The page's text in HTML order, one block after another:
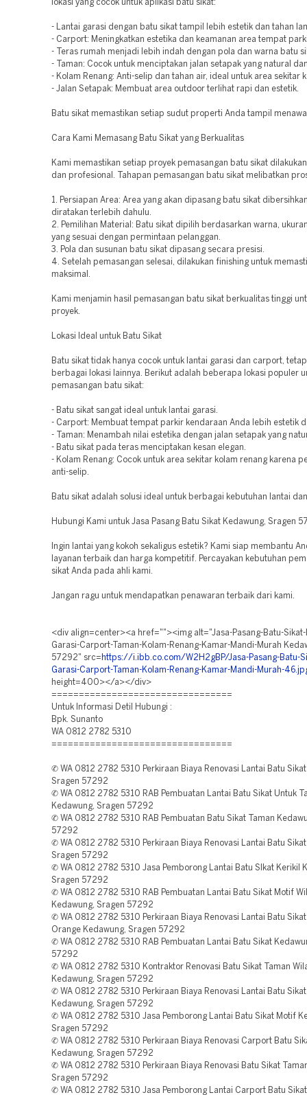
lokasi yang cocok untuk aplikasi batu sikat:
- Lantai garasi dengan batu sikat tampil lebih estetik dan tahan
- Carport: Meningkatkan estetika dan keamanan area tempat
- Teras rumah menjadi lebih indah dengan pola dan warna batu
- Taman: Cocok untuk menciptakan jalan setapak yang natural
- Kolam Renang: Anti-selip dan tahan air, ideal untuk area sekitar
- Jalan Setapak: Membuat area outdoor terlihat rapi dan estetik.
Batu sikat memastikan setiap sudut properti Anda tampil
Cara Kami Memasang Batu Sikat yang Berkualitas
Kami memastikan setiap proyek pemasangan batu sikat
dan profesional. Tahapan pemasangan batu sikat melibatkan
1. Persiapan Area: Area yang akan dipasang batu sikat
diratakan terlebih dahulu.
2. Pemilihan Material: Batu sikat dipilih berdasarkan warna,
yang sesuai dengan permintaan pelanggan.
3. Pola dan susunan batu sikat dipasang secara presisi.
4. Setelah pemasangan selesai, dilakukan finishing untuk
maksimal.
Kami menjamin hasil pemasangan batu sikat berkualitas tinggi
proyek.
Lokasi Ideal untuk Batu Sikat
Batu sikat tidak hanya cocok untuk lantai garasi dan carport,
berbagai lokasi lainnya. Berikut adalah beberapa lokasi populer
pemasangan batu sikat:
- Batu sikat sangat ideal untuk lantai garasi.
- Carport: Membuat tempat parkir kendaraan Anda lebih estetik
- Taman: Menambah nilai estetika dengan jalan setapak yang
- Batu sikat pada teras menciptakan kesan elegan.
- Kolam Renang: Cocok untuk area sekitar kolam renang karena
anti-selip.
Batu sikat adalah solusi ideal untuk berbagai kebutuhan lantai
Hubungi Kami untuk Jasa Pasang Batu Sikat Kedawung, Sragen
Ingin lantai yang kokoh sekaligus estetik? Kami siap membantu
layanan terbaik dan harga kompetitif. Percayakan kebutuhan
sikat Anda pada ahli kami.
Jangan ragu untuk mendapatkan penawaran terbaik dari kami.
<div align=center><a href=""><img alt="Jasa-Pasang-Batu-Sikat-
Garasi-Carport-Taman-Kolam-Renang-Kamar-Mandi-Murah
57292" src= https://i.ibb.co.com/W2H2gBP/Jasa-Pasang-Batu-
Garasi-Carport-Taman-Kolam-Renang-Kamar-Mandi-Murah-
height=400></a></div>
=================================
Untuk Informasi Detil Hubungi :
Bpk. Sunanto
WA 0812 2782 5310
=================================
✆ WA 0812 2782 5310 Perkiraan Biaya Renovasi Lantai Batu
Sragen 57292
✆ WA 0812 2782 5310 RAB Pembuatan Lantai Batu Sikat Untuk
Kedawung, Sragen 57292
✆ WA 0812 2782 5310 RAB Pembuatan Batu Sikat Taman
57292
✆ WA 0812 2782 5310 Perkiraan Biaya Renovasi Lantai Batu
Sragen 57292
✆ WA 0812 2782 5310 Jasa Pemborong Lantai Batu SIkat Kerikil
Sragen 57292
✆ WA 0812 2782 5310 RAB Pembuatan Lantai Batu Sikat Motif
Kedawung, Sragen 57292
✆ WA 0812 2782 5310 Perkiraan Biaya Renovasi Lantai Batu Sikat
Orange Kedawung, Sragen 57292
✆ WA 0812 2782 5310 RAB Pembuatan Lantai Batu Sikat
57292
✆ WA 0812 2782 5310 Kontraktor Renovasi Batu Sikat Taman
Kedawung, Sragen 57292
✆ WA 0812 2782 5310 Perkiraan Biaya Renovasi Lantai Batu
Kedawung, Sragen 57292
✆ WA 0812 2782 5310 Jasa Pemborong Lantai Batu Sikat Motif
Sragen 57292
✆ WA 0812 2782 5310 Perkiraan Biaya Renovasi Carport Batu
Kedawung, Sragen 57292
✆ WA 0812 2782 5310 Perkiraan Biaya Renovasi Batu Sikat
Sragen 57292
✆ WA 0812 2782 5310 Jasa Pemborong Lantai Carport Batu